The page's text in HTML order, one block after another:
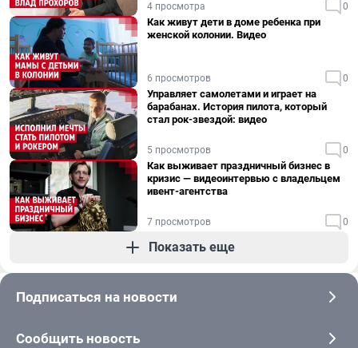
4 просмотра 0
Как живут дети в доме ребенка при
женской колонии. Видео
6 просмотров 0
Управляет самолетами и играет на
барабанах. История пилота, который
стал рок-звездой: видео
5 просмотров 0
Как выживает праздничный бизнес в
кризис — видеоинтервью с владельцем
ивент-агентства
7 просмотров 0
Показать еще
Подписаться на новости
Сообщить новость